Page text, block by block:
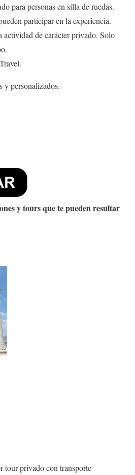
para personas en silla de ruedas.
participar en la experiencia.
actividad de carácter privado. Solo
y personalizados.
y tours que te pueden resultar
tour privado con transporte